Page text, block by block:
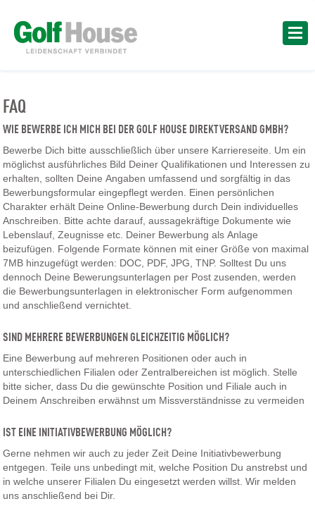
FAQ
WIE BEWERBE ICH MICH BEI DER GOLF HOUSE DIREKTVERSAND GMBH?
Bewerbe Dich bitte ausschließlich über unsere Karriereseite. Um ein
möglichst ausführliches Bild Deiner Qualifikationen und Interessen zu
erhalten, sollten Deine Angaben umfassend und sorgfältig in das
Bewerbungsformular eingepflegt werden. Einen persönlichen
Charakter erhält Deine Online-Bewerbung durch Dein individuelles
Anschreiben. Bitte achte darauf, aussagekräftige Dokumente wie
Lebenslauf, Zeugnisse etc. Deiner Bewerbung als Anlage
beizufügen. Folgende Formate können mit einer Größe von maximal
7MB hinzugefügt werden: DOC, PDF, JPG, TNP. Solltest Du uns
dennoch Deine Bewerungsunterlagen per Post zusenden, werden
die Bewerbungsunterlagen in elektronischer Form aufgenommen
und anschließend vernichtet.
SIND MEHRERE BEWERBUNGEN GLEICHZEITIG MÖGLICH?
Eine Bewerbung auf mehreren Positionen oder auch in
unterschiedlichen Filialen oder Zentralbereichen ist möglich. Stelle
bitte sicher, dass Du die gewünschte Position und Filiale auch in
Deinem Anschreiben erwähnst um Missverständnisse zu vermeiden
IST EINE INITIATIVBEWERBUNG MÖGLICH?
Gerne nehmen wir auch zu jeder Zeit Deine Initiativbewerbung
entgegen. Teile uns unbedingt mit, welche Position Du anstrebst und
in welche unserer Filialen Du eingesetzt werden willst. Wir melden
uns anschließend bei Dir.